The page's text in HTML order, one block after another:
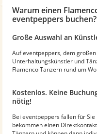
Warum einen
eventpeppers buchen?
Große Auswahl an
Auf eventpeppers, dem
Unterhaltungskünstler und
Flamenco Tänzern rund um
Kostenlos. Keine
nötig!
Bei eventpeppers fallen für
bekommen einen